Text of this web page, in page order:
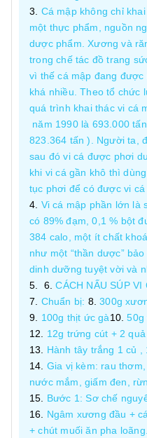
Cá mập không chỉ
một thực phẩm, nguồn
dược phẩm. Xương và
trong chế tác đồ trang
vì thế cá mập đang
khá nhiều. Theo tổ chức
quá trình khai thác vi cá
năm 1990 là 693.000
823.364 tấn ). Người ta,
sau đó vi cá được phơi
khi vi cá gần khô thì
tục phơi để có được vi cá
Vi cá mập phần lớn là
có 89% đạm, 0,1 % bột
384 calo, một ít chất
như một “thần dược”
dinh dưỡng tuyệt vời và
CÁCH NẤU SÚP VI
Chuẩn bị:
300g
100g thịt ức gà
50g
12g trứng cút + 2
Hành tây trắng 1 củ ,
Gia vị kèm: rau
nước mắm, giấm đen,
Bước 1: Sơ chế
Ngâm xương đầu +
+ chút muối ăn pha